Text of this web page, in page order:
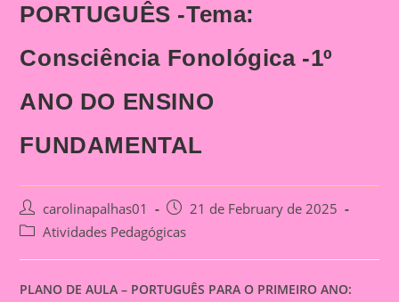
PORTUGUÊS -Tema:
Consciência Fonológica -1º
ANO DO ENSINO
FUNDAMENTAL
Post
author:
carolinapalhas01
Post
published:
21 de February de 2025
PostAtividades Pedagógicas
PLANO DE AULA – PORTUGUÊS PARA O PRIMEIRO ANO: